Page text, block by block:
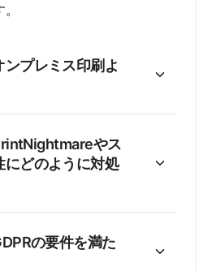
プレミス印刷よ
やス
にどのように対処
の要件を満た